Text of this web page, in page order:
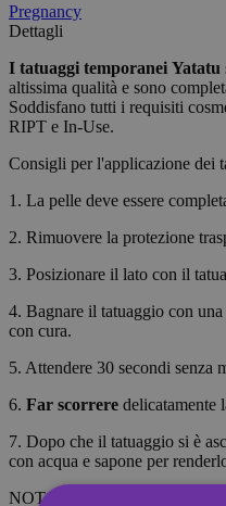
Pregnancy
Dettagli
I tatuaggi temporanei Yatatu
altissima qualità e sono
Soddisfano tutti i requisiti
RIPT e In-Use.
Consigli per l'applicazione dei
1. La pelle deve essere
2. Rimuovere la protezione
3. Posizionare il lato con il
4. Bagnare il tatuaggio con
con cura.
5. Attendere 30 secondi senza
6. Far scorrere delicatamente
7. Dopo che il tatuaggio si è
con acqua e sapone per
NOTA: Non applicare su pelli